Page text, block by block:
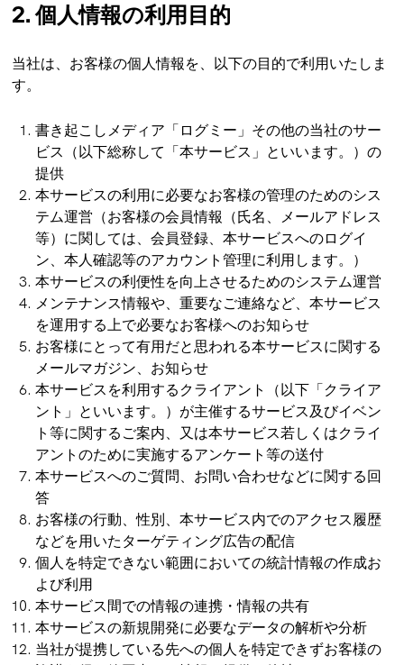
2. 個人情報の利用目的
当社は、お客様の個人情報を、以下の目的で利用いたしま
す。
書き起こしメディア「ログミー」その他の当社のサー
ビス（以下総称して「本サービス」といいます。）の
提供
本サービスの利用に必要なお客様の管理のためのシス
テム運営（お客様の会員情報（氏名、メールアドレス
等）に関しては、会員登録、本サービスへのログイ
ン、本人確認等のアカウント管理に利用します。）
本サービスの利便性を向上させるためのシステム運営
メンテナンス情報や、重要なご連絡など、本サービス
を運用する上で必要なお客様へのお知らせ
お客様にとって有用だと思われる本サービスに関する
メールマガジン、お知らせ
本サービスを利用するクライアント（以下「クライア
ント」といいます。）が主催するサービス及びイベン
ト等に関するご案内、又は本サービス若しくはクライ
アントのために実施するアンケート等の送付
本サービスへのご質問、お問い合わせなどに関する回
答
お客様の行動、性別、本サービス内でのアクセス履歴
などを用いたターゲティング広告の配信
個人を特定できない範囲においての統計情報の作成お
よび利用
本サービス間での情報の連携・情報の共有
本サービスの新規開発に必要なデータの解析や分析
当社が提携している先への個人を特定できずお客様の